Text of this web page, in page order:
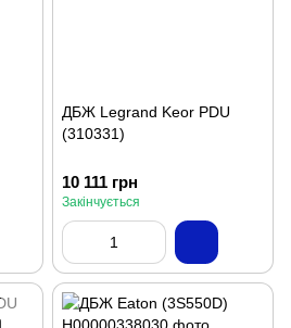
ДБЖ Legrand Keor PDU
(310331)
10 111 грн
Закінчується